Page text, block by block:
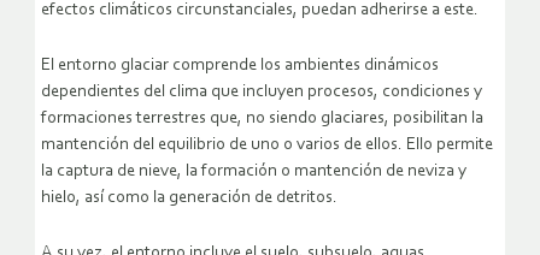
efectos climáticos circunstanciales, puedan adherirse a este.
El entorno glaciar comprende los ambientes dinámicos
dependientes del clima que incluyen procesos, condiciones y
formaciones terrestres que, no siendo glaciares, posibilitan la
mantención del equilibrio de uno o varios de ellos. Ello permite
la captura de nieve, la formación o mantención de neviza y
hielo, así como la generación de detritos.